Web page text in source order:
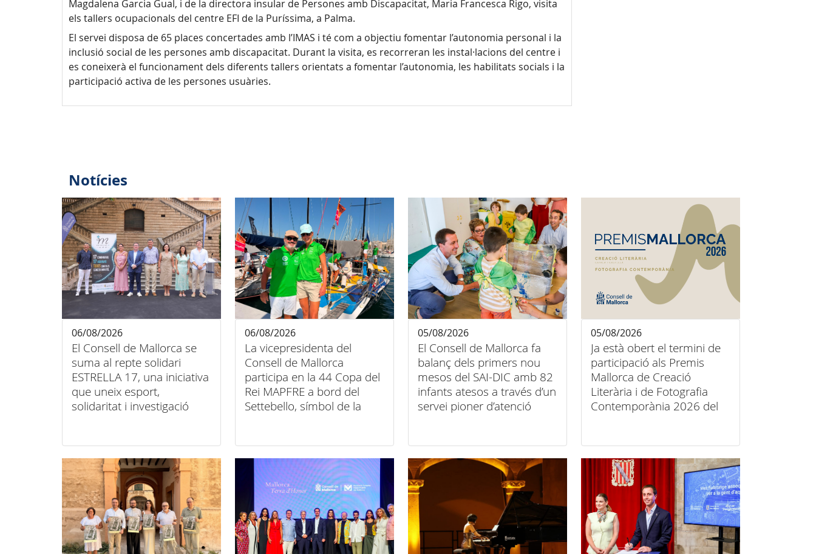
Magdalena Garcia Gual, i de la directora insular de Persones amb Discapacitat, Maria Francesca Rigo, visita
els tallers ocupacionals del centre EFI de la Puríssima, a Palma.
El servei disposa de 65 places concertades amb l’IMAS i té com a objectiu fomentar l’autonomia personal i la
inclusió social de les persones amb discapacitat. Durant la visita, es recorreran les instal·lacions del centre i
es coneixerà el funcionament dels diferents tallers orientats a fomentar l’autonomia, les habilitats socials i la
participació activa de les persones usuàries.
Notícies
El Consell de Mallorca se
suma al repte solidari
ESTRELLA 17, una iniciativa
que uneix esport,
solidaritat i investigació
06/08/2026
La vicepresidenta del
Consell de Mallorca
participa en la 44 Copa del
Rei MAPFRE a bord del
Settebello, símbol de la
06/08/2026
El Consell de Mallorca fa
balanç dels primers nou
mesos del SAI-DIC amb 82
infants atesos a través d’un
servei pioner d’atenció
05/08/2026
Ja està obert el termini de
participació als Premis
Mallorca de Creació
Literària i de Fotografia
Contemporània 2026 del
05/08/2026